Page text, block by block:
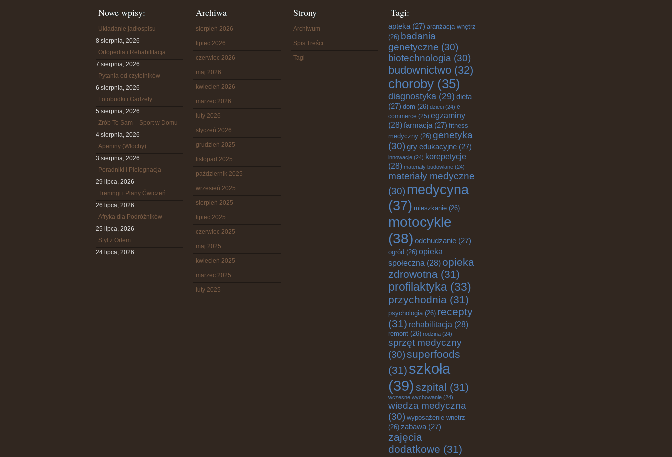
Nowe wpisy:
Układanie jadłospisu
8 sierpnia, 2026
Ortopedia i Rehabilitacja
7 sierpnia, 2026
Pytania od czytelników
6 sierpnia, 2026
Fotobudki i Gadżety
5 sierpnia, 2026
Zrób To Sam – Sport w Domu
4 sierpnia, 2026
Apeniny (Włochy)
3 sierpnia, 2026
Poradniki i Pielęgnacja
29 lipca, 2026
Treningi i Plany Ćwiczeń
26 lipca, 2026
Afryka dla Podróżników
25 lipca, 2026
Styl z Orłem
24 lipca, 2026
Archiwa
sierpień 2026
lipiec 2026
czerwiec 2026
maj 2026
kwiecień 2026
marzec 2026
luty 2026
styczeń 2026
grudzień 2025
listopad 2025
październik 2025
wrzesień 2025
sierpień 2025
lipiec 2025
czerwiec 2025
maj 2025
kwiecień 2025
marzec 2025
luty 2025
Strony
Archiwum
Spis Treści
Tagi
Tagi:
apteka (27) aranżacja wnętrz
(26) badania
genetyczne (30)
biotechnologia (30)
budownictwo (32)
choroby (35)
diagnostyka (29) dieta
(27) dom (26) dzieci (24) e-
commerce (25) egzaminy
(28)farmacja (27) fitness
medyczny (26) genetyka
(30) gry edukacyjne (27)
innowacje (24) korepetycje
(28) materiały budowlane (24)
materiały medyczne
(30) medycyna
(37) mieszkanie (26)
motocykle
(38) odchudzanie (27)
ogród (26) opieka
społeczna (28) opieka
zdrowotna (31)
profilaktyka (33)
przychodnia (31)
psychologia(26) recepty
(31) rehabilitacja (28)
remont (26) rodzina (24)
sprzęt medyczny
(30)superfoods
(31) szkoła
(39) szpital (31)
wczesne wychowanie (24)
wiedza medyczna
(30) wyposażenie wnętrz
(26) zabawa (27)
zajęcia
dodatkowe (31)